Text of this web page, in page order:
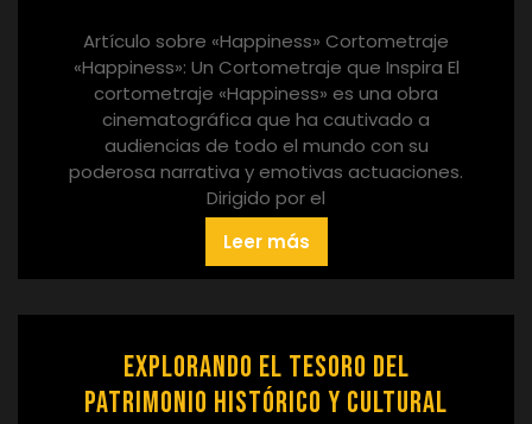
Artículo sobre «Happiness» Cortometraje
«Happiness»: Un Cortometraje que Inspira El
cortometraje «Happiness» es una obra
cinematográfica que ha cautivado a
audiencias de todo el mundo con su
poderosa narrativa y emotivas actuaciones.
Dirigido por el
Leer más
Explorando el Tesoro del
Patrimonio Histórico y Cultural